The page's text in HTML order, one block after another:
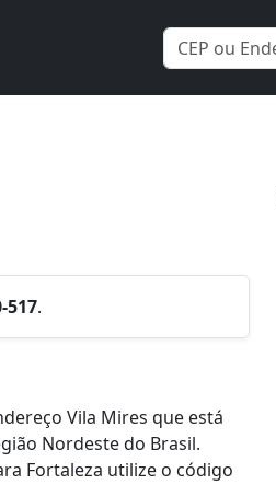
517.
Vila Mires que está
Nordeste do Brasil.
Fortaleza utilize o código